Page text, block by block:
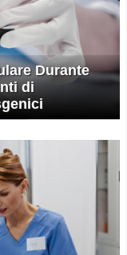
Durante
di